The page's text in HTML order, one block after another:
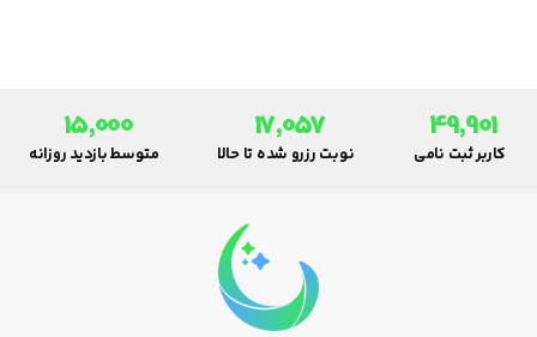
49,901
کاربر ثبت نامی
17,057
نوبت رزرو شده تا حالا
15,000
متوسط بازدید روزانه